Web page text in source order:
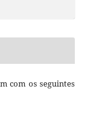
com os seguintes